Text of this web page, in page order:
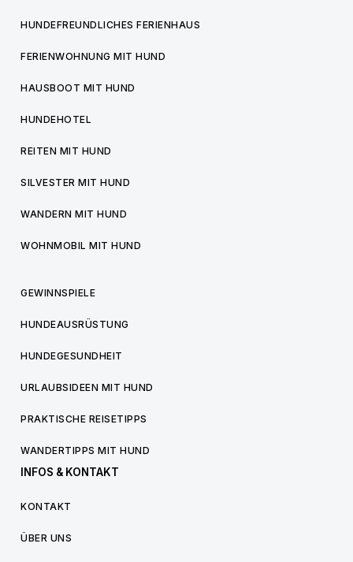
HUNDEFREUNDLICHES FERIENHAUS
FERIENWOHNUNG MIT HUND
HAUSBOOT MIT HUND
HUNDEHOTEL
REITEN MIT HUND
SILVESTER MIT HUND
WANDERN MIT HUND
WOHNMOBIL MIT HUND
GEWINNSPIELE
HUNDEAUSRÜSTUNG
HUNDEGESUNDHEIT
URLAUBSIDEEN MIT HUND
PRAKTISCHE REISETIPPS
WANDERTIPPS MIT HUND
INFOS & KONTAKT
KONTAKT
ÜBER UNS